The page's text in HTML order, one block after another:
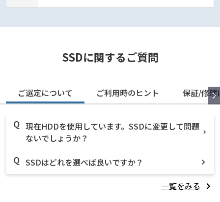
SSDに関するご質問
ご選定について ご利用時のヒント 保証/修理
現在HDDを使用しています。SSDに変更して問題
ないでしょうか？
SSDはどれを選べば良いですか？
一覧をみる